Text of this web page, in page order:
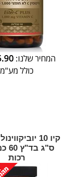
המחיר שלנו:
כולל מע"מ
ס"ג
רכות